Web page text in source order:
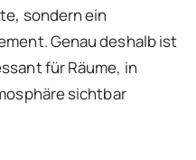
sondern ein
Genau deshalb ist
für Räume, in
sichtbar